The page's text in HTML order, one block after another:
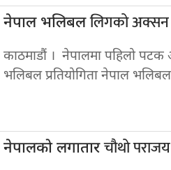
नेपाल भलिबललिगको
काठमाडौं । नेपालमा पहिलो
भलिबल प्रतियोगिता नेपाल
नेपालको लगातारचौथो पराजय